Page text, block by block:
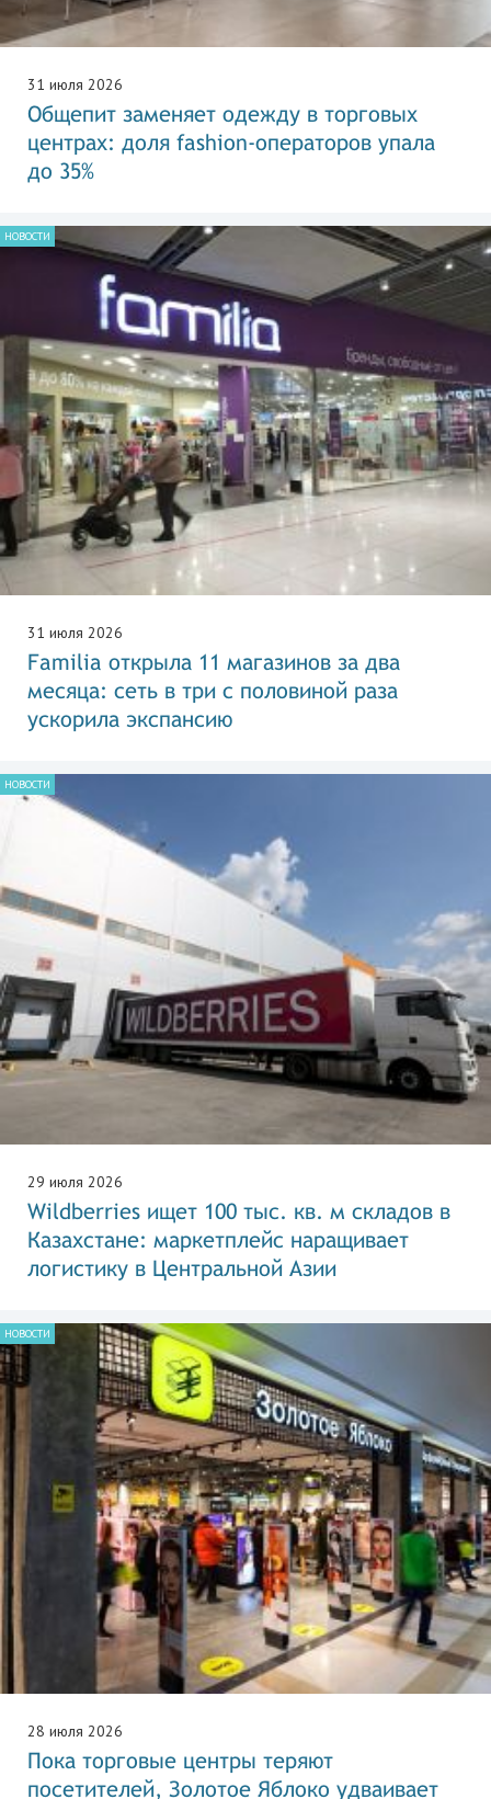
31 июля 2026
Общепит заменяет одежду в торговых
центрах: доля fashion-операторов упала
до 35%
НОВОСТИ
31 июля 2026
Familia открыла 11 магазинов за два
месяца: сеть в три с половиной раза
ускорила экспансию
НОВОСТИ
29 июля 2026
Wildberries ищет 100 тыс. кв. м складов в
Казахстане: маркетплейс наращивает
логистику в Центральной Азии
НОВОСТИ
28 июля 2026
Пока торговые центры теряют
посетителей, Золотое Яблоко удваивает